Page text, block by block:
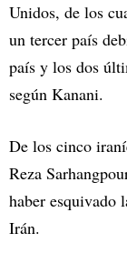
Unidos, de los
un tercer país
país y los dos
según Kanani.
De los cinco
Reza
haber esquivado
Irán.